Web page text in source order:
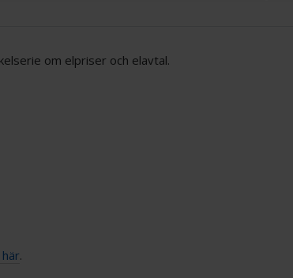
om elpriser och elavtal.
.